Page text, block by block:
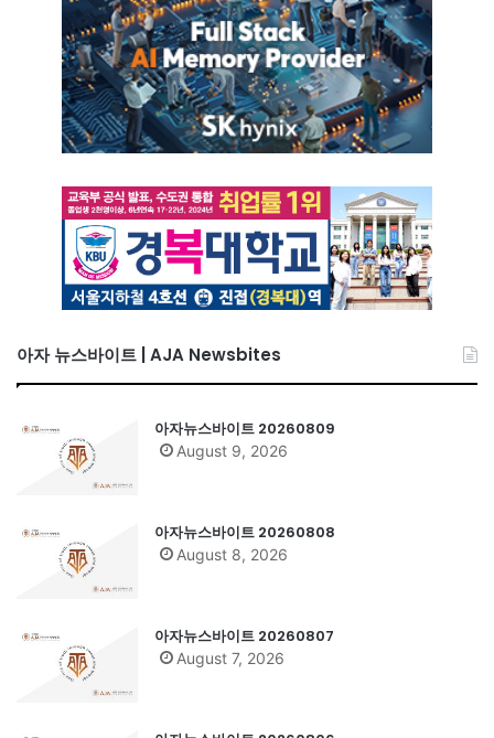
아자 뉴스바이트 | AJA Newsbites
아자뉴스바이트 20260809
August 9, 2026
아자뉴스바이트 20260808
August 8, 2026
아자뉴스바이트 20260807
August 7, 2026